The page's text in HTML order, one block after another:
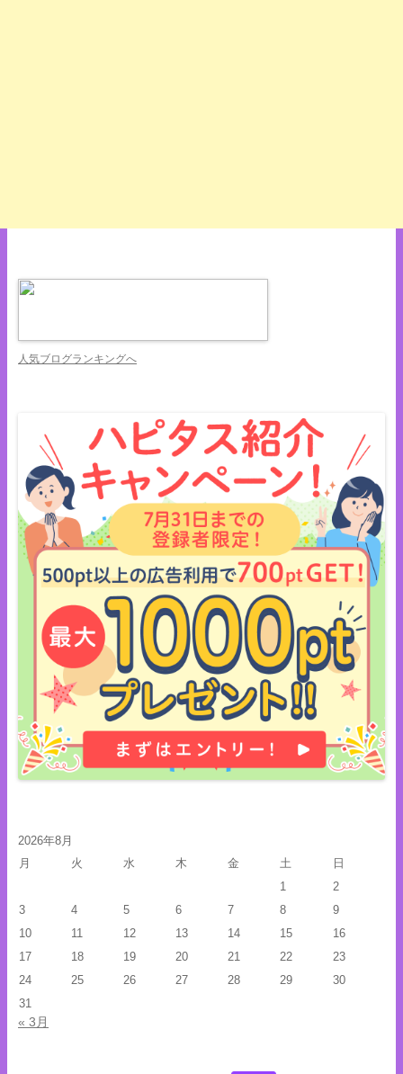
人気ブログランキングへ
2026年8月
月
火 水 木 金 土
日
1
2
3
4 5 6 7 8
9
10
11 12 13 14 15
16
17
18 19 20 21 22
23
24
25 26 27 28 29
30
31
« 3月